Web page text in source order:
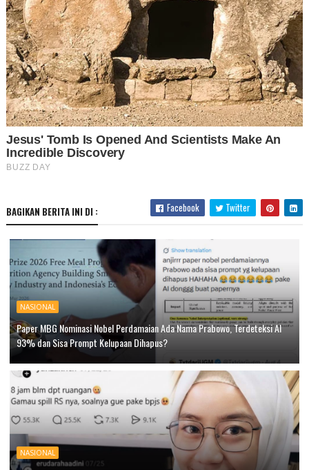
BAGIKAN BERITA INI DI : Facebook Twitter
NASIONAL
Paper MBG Nominasi Nobel Perdamaian Ada Nama Prabowo, Terdeteksi AI
93% dan Sisa Prompt Kelupaan Dihapus?
NASIONAL